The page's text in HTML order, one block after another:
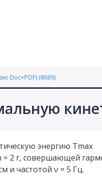
Doc+PDF) (8689)
энергию Тmax
2 г, совершающей
и частотой ν = 5 Гц.